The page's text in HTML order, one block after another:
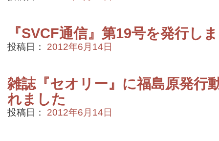
『SVCF通信』第19号を発行し
投稿日： 2012年6月14日
雑誌『セオリー』に福島原発行
れました
投稿日： 2012年6月14日